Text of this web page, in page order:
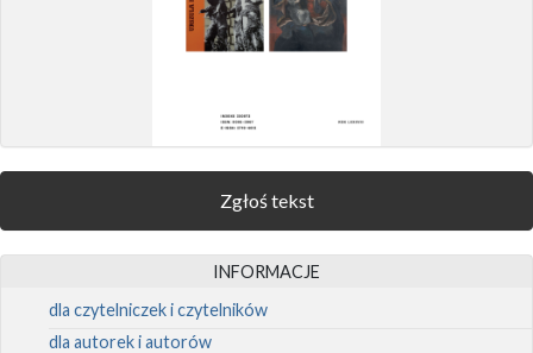
Zgłoś tekst
INFORMACJE
dla czytelniczek i czytelników
dla autorek i autorów